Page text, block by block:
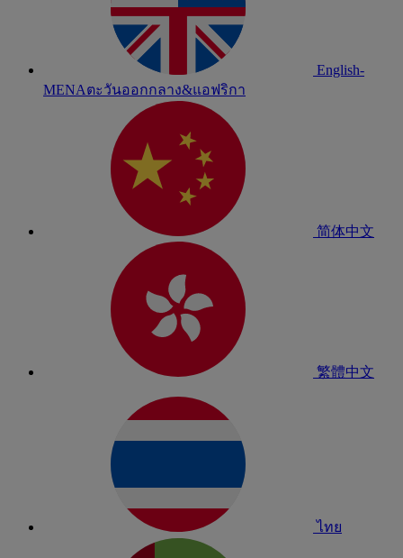
English-
MENAตะวันออกกลาง&แอฟริกา
简体中文
繁體中文
ไทย